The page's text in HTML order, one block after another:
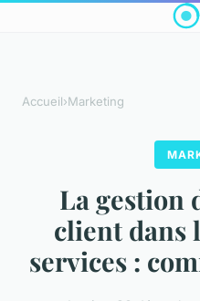
Accueil›Marketing
La gestion
client dans
services :